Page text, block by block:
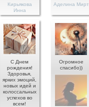
Кирьякова
Инна
Аделина Мирт
С Днем
рождения!
Здоровья,
ярких эмоций,
новых идей и
колоссальных
успехов во
всем!
Огромное
спасибо))